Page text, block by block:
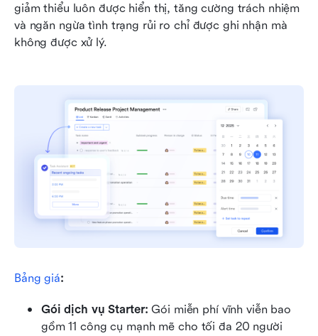
giảm thiểu luôn được hiển thị, tăng cường trách nhiệm
và ngăn ngừa tình trạng rủi ro chỉ được ghi nhận mà
không được xử lý.
Bảng giá:
Gói dịch vụ Starter: Gói miễn phí vĩnh viễn bao
gồm 11 công cụ mạnh mẽ cho tối đa 20 người